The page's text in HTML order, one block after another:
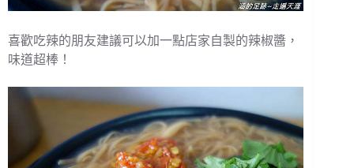
喜歡吃辣的朋友建議可以加一點店家自製的辣椒醬，
味道超棒！